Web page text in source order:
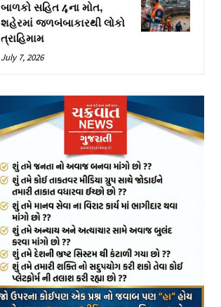
બાળકો સહિત 4ના મોત,
શહેરમાં જળબંબાકારથી લોકો
ત્રાહિમામ
July 7, 2026